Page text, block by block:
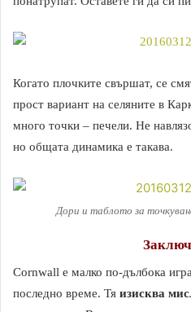
Когато плочките свършат, се
прост вариант на селяните в
много точки – печели. Не
но общата динамика е такава.
Дори и таблото за
Cornwall е малко по-дълбока
последно време. Тя изисква